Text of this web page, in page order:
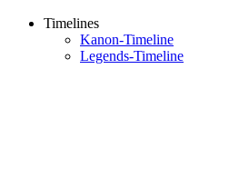
Timelines
Kanon-Timeline
Legends-Timeline